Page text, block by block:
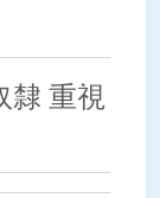
隸 重視